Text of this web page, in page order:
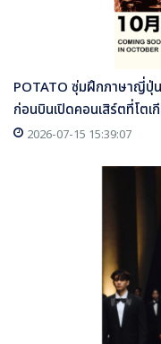
POTATO ซุ่มฝึกภาษาญี่ปุ่
ก่อนบินเปิดคอนเสิร์ตที่โตเ
2026-07-15 15:39:07